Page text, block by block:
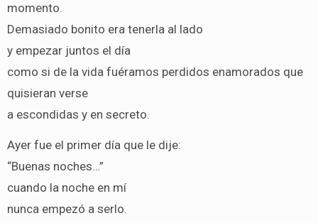
momento.
Demasiado bonito era tenerla al lado
y empezar juntos el día
como si de la vida fuéramos perdidos enamorados que
quisieran verse
a escondidas y en secreto.
Ayer fue el primer día que le dije:
“Buenas noches…”
cuando la noche en mí
nunca empezó a serlo.